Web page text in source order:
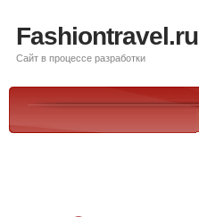
Fashiontravel.ru
Сайт в процессе разработки